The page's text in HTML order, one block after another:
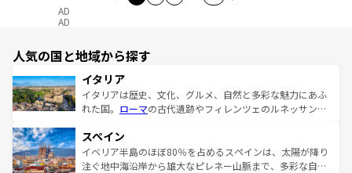
AD
AD
人気の国と地域から探す
イタリア
イタリアは歴史、文化、グルメ、自然と多彩な魅力にあふ
れた国。 ローマの古代遺跡やフィレンツェのルネッサンス
ろん、トスカーナの美しい田園風景やアマルフィ海岸の絶
景など、自然景観も見逃せない。観光の合間には、本場の
ピザやパスタなど、絶品のイタリア料理を堪能することも
スペイン
イベリア半島のほぼ80％を占めるスペインは、太陽が降り
注ぐ地中海沿岸から雄大なピレネー山脈まで、多彩な自然